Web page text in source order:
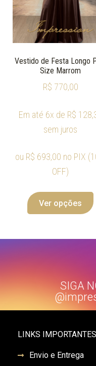
Vestido de Festa Longo
Size Marrom
R$ 770,00
Em até 6x de R$
sem juros
ou R$ 693,00 no PIX
OFF)
Ver opções
SIGA
LINKS IMPORTANTES
Envio e Entrega